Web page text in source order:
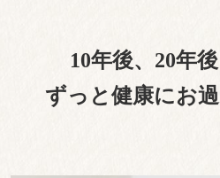
10年後、20年
ずっと健康にお